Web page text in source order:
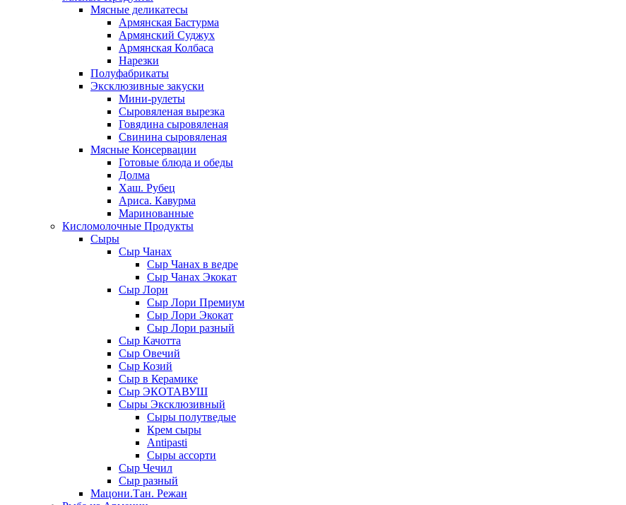
Мясные деликатесы
Армянская Бастурма
Армянский Суджух
Армянская Колбаса
Нарезки
Полуфабрикаты
Эксклюзивные закуски
Мини-рулеты
Сыровяленая вырезка
Говядина сыровяленая
Свинина сыровяленая
Мясные Консервации
Готовые блюда и обеды
Долма
Хаш. Рубец
Ариса. Кавурма
Маринованные
Кисломолочные Продукты
Сыры
Сыр Чанах
Сыр Чанах в ведре
Сыр Чанах Экокат
Сыр Лори
Сыр Лори Премиум
Сыр Лори Экокат
Сыр Лори разный
Сыр Качотта
Сыр Овечий
Сыр Козий
Сыр в Керамике
Сыр ЭКОТАВУШ
Сыры Эксклюзивный
Сыры полутведые
Крем сыры
Antipasti
Сыры ассорти
Сыр Чечил
Сыр разный
Мацони.Тан. Режан